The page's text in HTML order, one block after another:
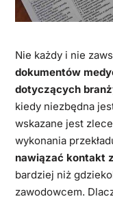
Nie każdy i nie
dokumentów
dotyczących
kiedy niezbędna
wskazane jest
wykonania
nawiązać kontakt
bardziej niż
zawodowcem.